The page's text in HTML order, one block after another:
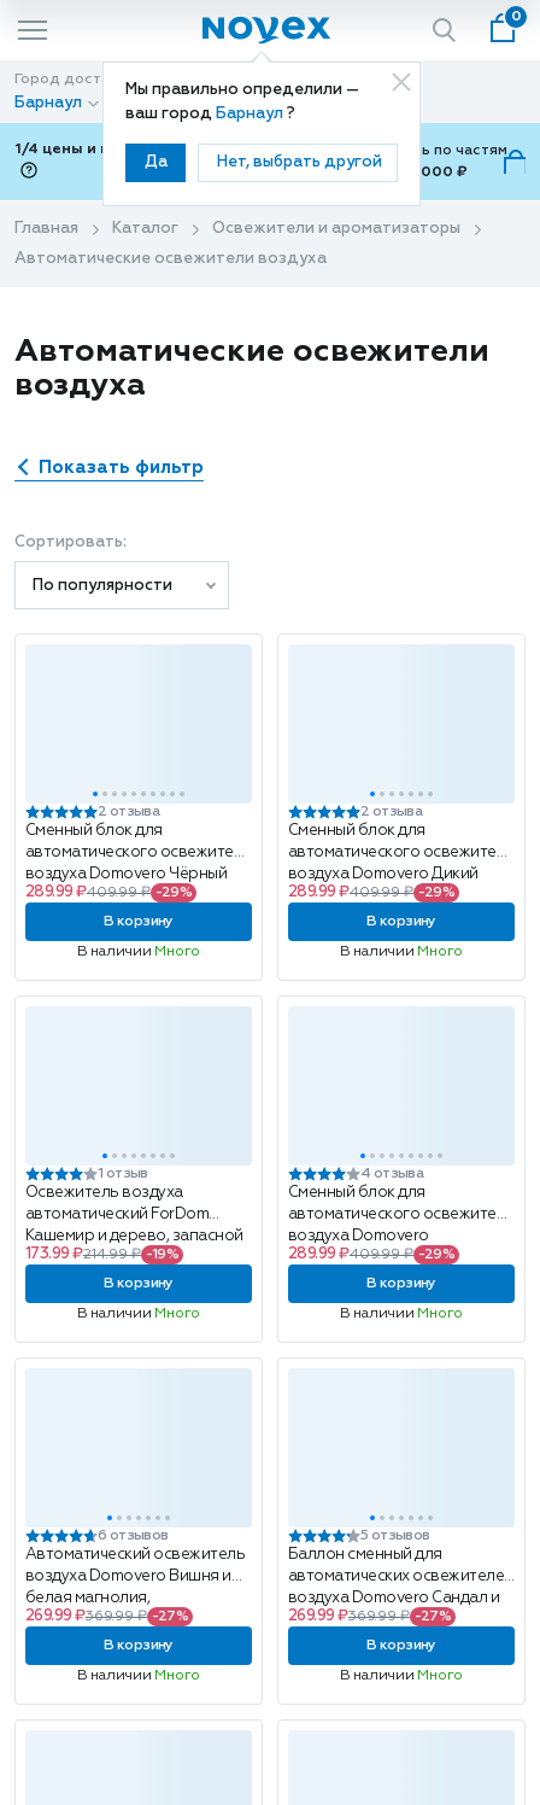
Мы правильно определили —
ваш город Барнаул ?
Да Нет, выбрать другой
0
Город доставки
Барнаул
Способ доставки
Доставка
1/4 цены и покупки ваши с Подели
Можно оплатить по частям
от 700 ₽ до 15,000 ₽
Главная Каталог
Освежители и ароматизаторы
Автоматические освежители воздуха
Автоматические освежители
воздуха
Показать фильтр
Сортировать:
По популярности
2 отзыва
Сменный блок для
автоматического освежителя
воздуха Domovero Чёрный
перец (Black Pepper),
парфюмированный, 250мл
289.99 ₽409.99 ₽ -29%
В корзину
В наличии Много
2 отзыва
Сменный блок для
автоматического освежителя
воздуха Domovero Дикий
(Sauvage),
парфюмированный, 250мл
289.99 ₽409.99 ₽ -29%
В корзину
В наличии Много
1 отзыв
Освежитель воздуха
автоматический ForDom
Кашемир и дерево, запасной
блок, 250мл
173.99 ₽214.99 ₽ -19%
В корзину
В наличии Много
4 отзыва
Сменный блок для
автоматического освежителя
воздуха Domovero
Императрица (L'imperatrice),
парфюмированный, 250мл
289.99 ₽409.99 ₽ -29%
В корзину
В наличии Много
6 отзывов
Автоматический освежитель
воздуха Domovero Вишня и
белая магнолия,
универсальный, 250 мл
запасной блок
269.99 ₽369.99 ₽ -27%
В корзину
В наличии Много
5 отзывов
Баллон сменный для
автоматических освежителей
воздуха Domovero Сандал и
дерево апельсина,
универсальный, 250мл
269.99 ₽369.99 ₽ -27%
В корзину
В наличии Много